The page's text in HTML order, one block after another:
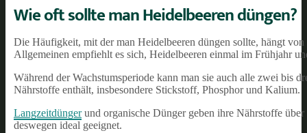
Wie oft sollte man Heidelbeeren düngen?
Die Häufigkeit, mit der man Heidelbeeren düngen sollte, hängt
Allgemeinen empfiehlt es sich, Heidelbeeren einmal im Frühjahr
Während der Wachstumsperiode kann man sie auch alle zwei bis
Nährstoffe enthält, insbesondere Stickstoff, Phosphor und Kalium.
Langzeitdüngerund organische Dünger geben ihre Nährstoffe
deswegen ideal geeignet.